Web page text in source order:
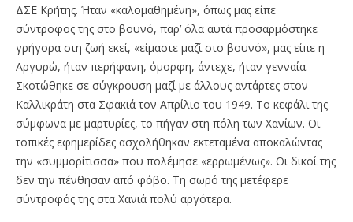
ΔΣΕ Κρήτης. Ήταν «καλομαθημένη», όπως μας είπε
σύντροφος της στο βουνό, παρ’ όλα αυτά προσαρμόστηκε
γρήγορα στη ζωή εκεί, «είμαστε μαζί στο βουνό», μας είπε η
Αργυρώ, ήταν περήφανη, όμορφη, άντεχε, ήταν γενναία.
Σκοτώθηκε σε σύγκρουση μαζί με άλλους αντάρτες στον
Καλλικράτη στα Σφακιά τον Απρίλιο του 1949. Το κεφάλι της
σύμφωνα με μαρτυρίες, το πήγαν στη πόλη των Χανίων. Οι
τοπικές εφημερίδες ασχολήθηκαν εκτεταμένα αποκαλώντας
την «συμμορίτισσα» που πολέμησε «ερρωμένως». Οι δικοί της
δεν την πένθησαν από φόβο. Τη σωρό της μετέφερε
σύντροφός της στα Χανιά πολύ αργότερα.